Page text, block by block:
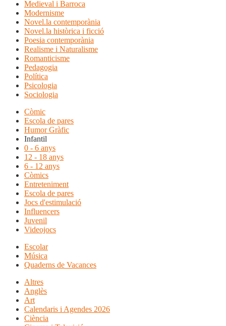
Medieval i Barroca
Modernisme
Novel.la contemporània
Novel.la històrica i ficció
Poesia contemporània
Realisme i Naturalisme
Romanticisme
Pedagogia
Política
Psicologia
Sociologia
Còmic
Escola de pares
Humor Gràfic
Infantil
0 - 6 anys
12 - 18 anys
6 - 12 anys
Còmics
Entreteniment
Escola de pares
Jocs d'estimulació
Influencers
Juvenil
Videojocs
Escolar
Música
Quaderns de Vacances
Altres
Anglès
Art
Calendaris i Agendes 2026
Ciència